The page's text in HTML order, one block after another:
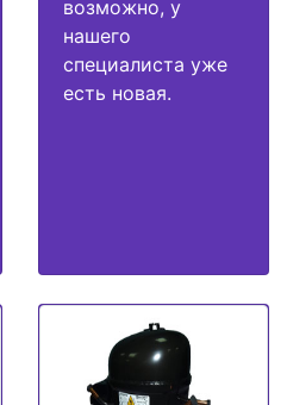
возможно, у
нашего
специалиста уже
есть новая.